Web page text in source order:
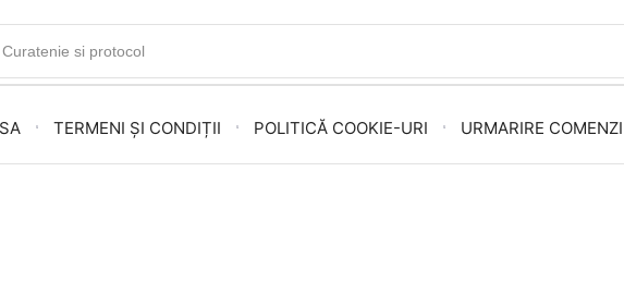
Curatenie si protocol
TERMENI ȘI CONDIȚII POLITICĂ COOKIE-URI URMARIRE COMENZI